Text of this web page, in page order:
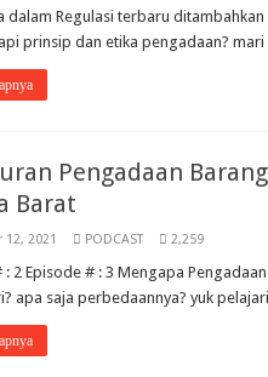
dalam Regulasi terbaru
prinsip dan etika pengadaan?
Pengadaan
Barat
2021 PODCAST 2,259
: 2 Episode # : 3 Mengapa
apa saja perbedaannya? yuk